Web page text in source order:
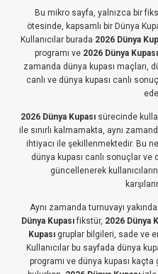
Bu mikro sayfa, yalnızca bir
ötesinde, kapsamlı bir Dünya
Kullanıcılar burada 2026 Dünya
programı ve 2026 Dünya Kupası
zamanda dünya kupası maçları,
canlı ve dünya kupası canlı
2026 Dünya Kupasısürecinde
ile sınırlı kalmamakta, aynı
ihtiyacı ile şekillenmektedir. Bu
dünya kupası canlı sonuçlar ve
güncellenerek
Aynı zamanda turnuvayı
Dünya Kupasıfikstür, 2026 Dünya
Kupası gruplar bilgileri, sade ve
Kullanıcılar bu sayfada dünya
programı ve dünya kupası kaçta